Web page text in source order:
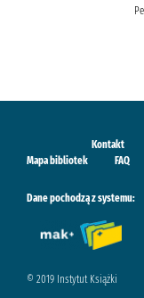
Kontakt
Mapa bibliotek
FAQ
Dane pochodzą z systemu:
© 2019 Instytut Książki